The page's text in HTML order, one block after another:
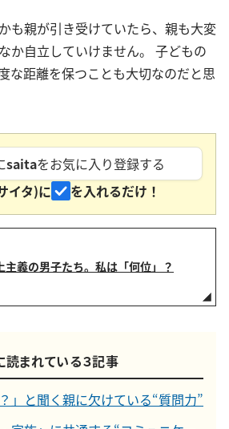
も親が引き受けていたら、親も大変
か自立していけません。 子どもの
な距離を保つことも大切なのだと思
saitaをお気に入り登録する
イタ)に
を入れるだけ！
主義の男子たち。私は「何位」？
読まれている３記事
」と聞く親に欠けている“質問力”